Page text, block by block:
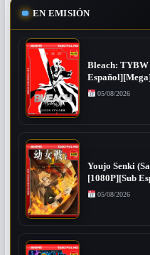
EN EMISIÓN
Bleach:
05/08/2026
Youjo Senki
[1080P][Sub
05/08/2026